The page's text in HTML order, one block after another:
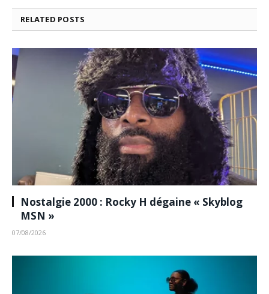
RELATED POSTS
Nostalgie 2000 : Rocky H dégaine « Skyblog
MSN »
07/08/2026